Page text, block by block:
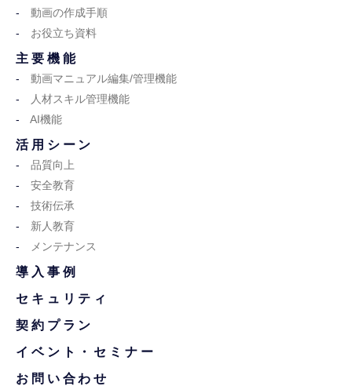
動画の作成手順
お役立ち資料
主要機能
動画マニュアル編集/管理機能
人材スキル管理機能
AI機能
活用シーン
品質向上
安全教育
技術伝承
新人教育
メンテナンス
導入事例
セキュリティ
契約プラン
イベント・セミナー
お問い合わせ